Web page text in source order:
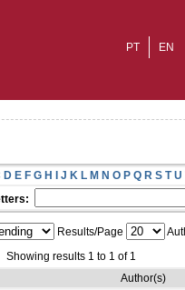
EN
PT
D E F G H I J K L M N O P Q R S T U
Results/Page
Showing results 1 to 1 of 1
Author(s)